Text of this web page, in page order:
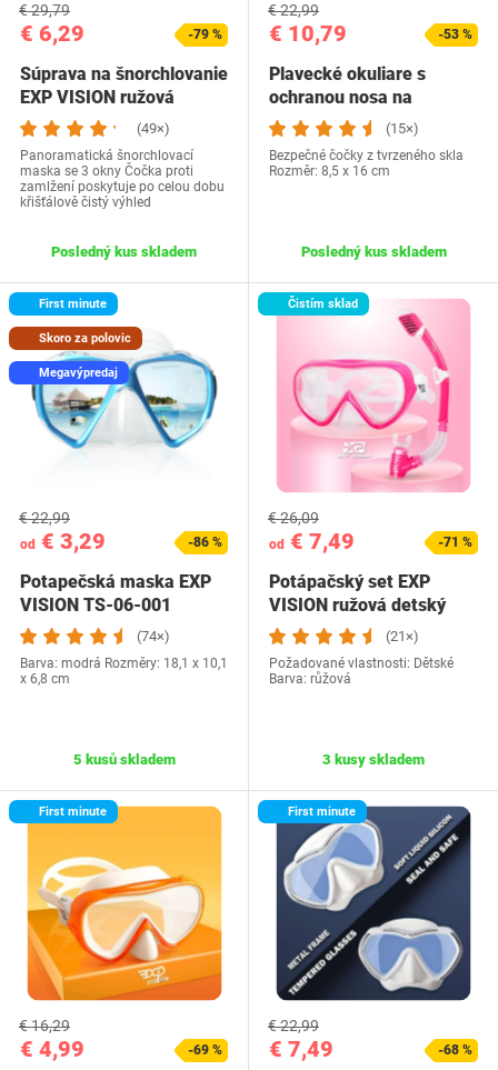
€ 6,29
€ 29,79
-79 %
Súprava na šnorchlovanie
EXP VISION ružová
(49×)
Panoramatická šnorchlovací
maska se 3 okny Čočka proti
zamlžení poskytuje po celou dobu
křišťálově čistý výhled
Posledný kus skladem
€ 10,79
€ 22,99
-53 %
Plavecké okuliare s
ochranou nosa na
potápanie
(15×)
Bezpečné čočky z tvrzeného skla
Rozměr: 8,5 x 16 cm
Posledný kus skladem
First minute
Skoro za polovic
Megavýpredaj
od € 3,29
€ 22,99
-86 %
Potapečská maska EXP
VISION TS-06-001
(74×)
Barva: modrá Rozměry: 18,1 x 10,1
x 6,8 cm
5 kusů skladem
Čistím sklad
od € 7,49
€ 26,09
-71 %
Potápačský set EXP
VISION ružová detský
(21×)
Požadované vlastnosti: Dětské
Barva: růžová
3 kusy skladem
First minute
€ 4,99
€ 16,29
-69 %
First minute
€ 7,49
€ 22,99
-68 %